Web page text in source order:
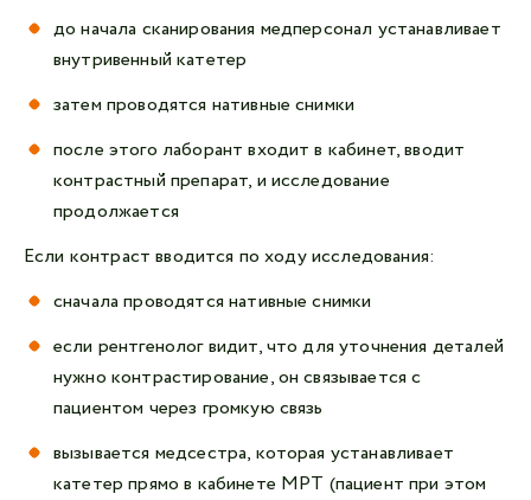
до начала сканирования медперсонал устанавливает
внутривенный катетер
затем проводятся нативные снимки
после этого лаборант входит в кабинет, вводит
контрастный препарат, и исследование
продолжается
Если контраст вводится по ходу исследования:
сначала проводятся нативные снимки
если рентгенолог видит, что для уточнения деталей
нужно контрастирование, он связывается с
пациентом через громкую связь
вызывается медсестра, которая устанавливает
катетер прямо в кабинете МРТ (пациент при этом